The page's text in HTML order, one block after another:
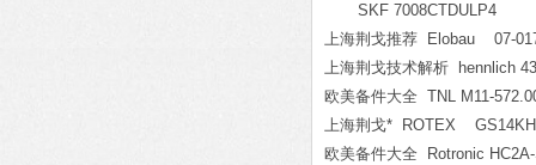
SKF 7008CTDULP4
上海荆戈推荐 Elobau 07-
上海荆戈技术解析 hennlich
欧美备件大全 TNL M11-
上海荆戈* ROTEX GS14KH
欧美备件大全 Rotronic